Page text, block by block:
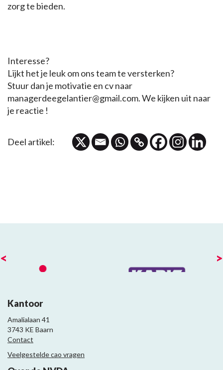
zorg te bieden.
Interesse?
Lijkt het je leuk om ons team te versterken?
Stuur dan je motivatie en cv naar
managerdeegelantier@gmail.com. We kijken uit naar
je reactie !
Deel artikel:
< >
Kantoor
Amalialaan 41
3743 KE Baarn
Contact
Veelgestelde cao vragen